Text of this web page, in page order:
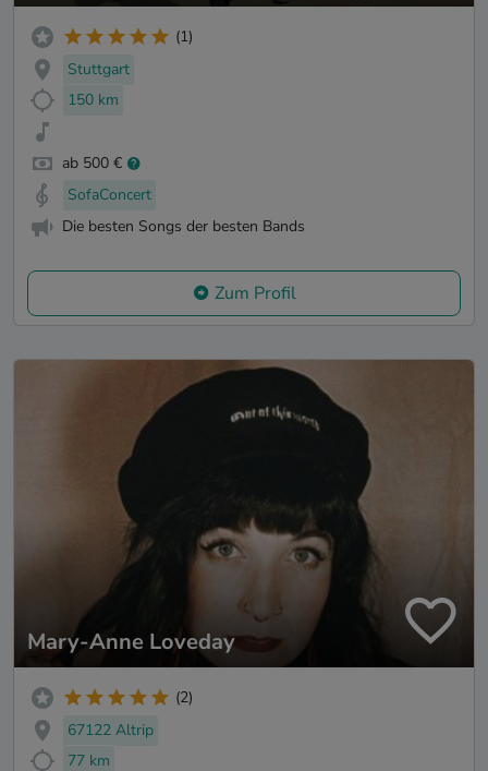
(1)
Stuttgart
150 km
ab 500 €
SofaConcert
Die besten Songs der besten Bands
Zum Profil
Mary-Anne Loveday
(2)
67122 Altrip
77 km